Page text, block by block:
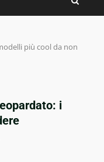
più cool da non
i